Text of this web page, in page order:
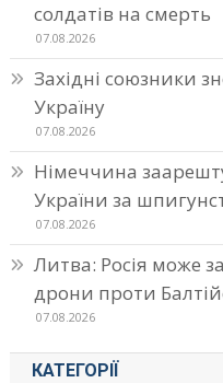
солдатів на смерть
07.08.2026
Західні союзники
Україну
07.08.2026
Німеччина
України за
07.08.2026
Литва: Росія може
дрони проти
07.08.2026
КАТЕГОРІЇ